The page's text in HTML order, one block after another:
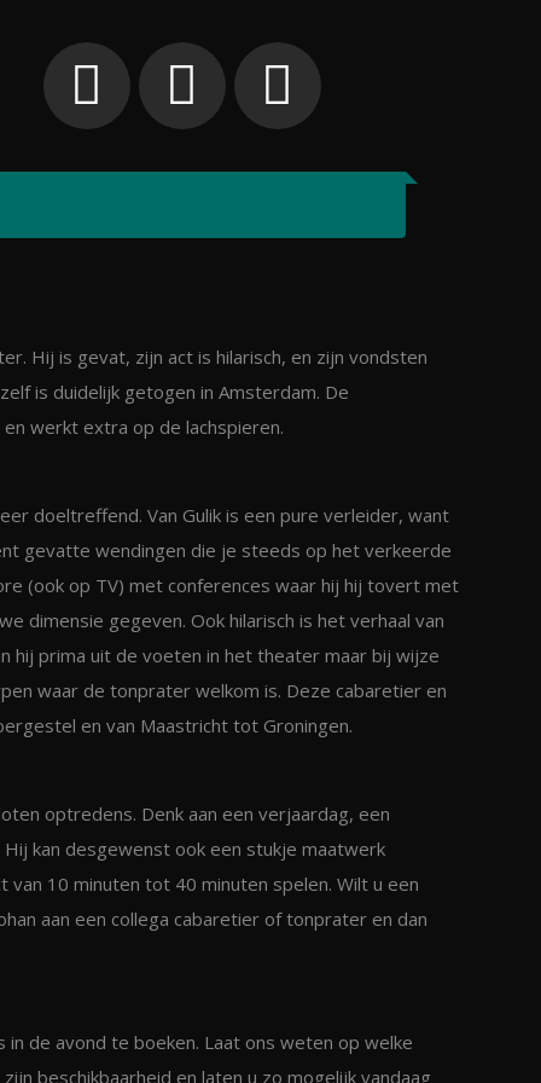
Hij is gevat, zijn act is hilarisch, en zijn vondsten
is duidelijk getogen in Amsterdam. De
werkt extra op de lachspieren.
doeltreffend. Van Gulik is een pure verleider, want
gevatte wendingen die je steeds op het verkeerde
(ook op TV) met conferences waar hij hij tovert met
dimensie gegeven. Ook hilarisch is het verhaal van
hij prima uit de voeten in het theater maar bij wijze
waar de tonprater welkom is. Deze cabaretier en
en van Maastricht tot Groningen.
optredens. Denk aan een verjaardag, een
kan desgewenst ook een stukje maatwerk
10 minuten tot 40 minuten spelen. Wilt u een
aan een collega cabaretier of tonprater en dan
de avond te boeken. Laat ons weten op welke
beschikbaarheid en laten u zo mogelijk vandaag